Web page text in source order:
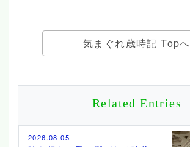
気まぐれ歳時記 Topへ
Related Entries
2026.08.05